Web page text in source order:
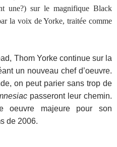
une?) sur le magnifique Black
la voix de Yorke, traitée comme
Thom Yorke continue sur la
un nouveau chef d’oeuvre.
on peut parier sans trop de
passeront leur chemin.
oeuvre majeure pour son
de 2006.